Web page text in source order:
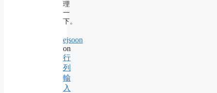
理
一
下。
ejsoon
on
行
列
輸
入